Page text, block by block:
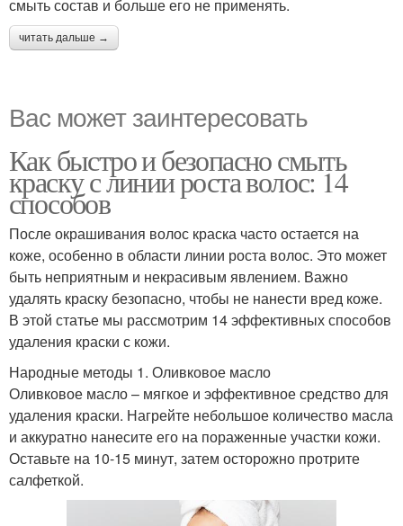
смыть состав и больше его не применять.
читать дальше →
Вас может заинтересовать
Как быстро и безопасно смыть
краску с линии роста волос: 14
способов
После окрашивания волос краска часто остается на
коже, особенно в области линии роста волос. Это может
быть неприятным и некрасивым явлением. Важно
удалять краску безопасно, чтобы не нанести вред коже.
В этой статье мы рассмотрим 14 эффективных способов
удаления краски с кожи.
Народные методы 1. Оливковое масло
Оливковое масло – мягкое и эффективное средство для
удаления краски. Нагрейте небольшое количество масла
и аккуратно нанесите его на пораженные участки кожи.
Оставьте на 10-15 минут, затем осторожно протрите
салфеткой.